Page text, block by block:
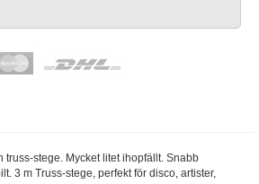
truss-stege. Mycket litet ihopfällt. Snabb
3 m Truss-stege, perfekt för disco, artister,